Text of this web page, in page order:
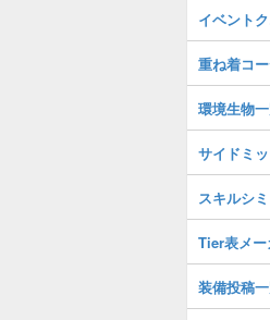
イベント
重ね着コ
環境生物
サイドミ
スキルシ
Tier表メー
装備投稿